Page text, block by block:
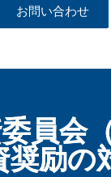
お問い合わせ
員会
奨励の